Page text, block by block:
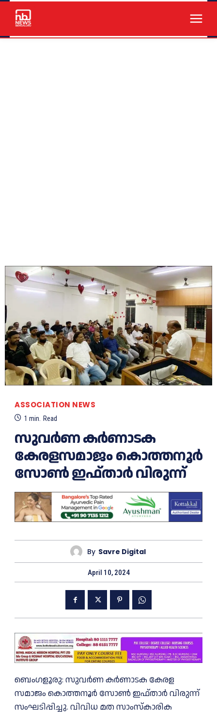
ASSOCIATION NEWS
1 min. Read
സുവർണ കർണാടക
കേരളസമാജം കൊത്തനൂർ
സോൺ ഇഫ്താർ വിരുന്ന്
By Savre Digital
April 10, 2024
ബെംഗളൂരു: സുവർണ കർണാടക കേരള
സമാജം കൊത്തനൂർ സോൺ ഇഫ്താർ വിരുന്ന്
സംഘടിപ്പിച്ചു. വിവിധ മത സാംസ്കാരിക